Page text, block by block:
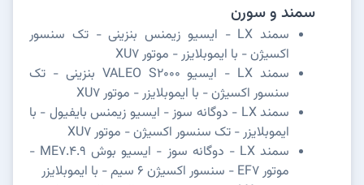
سمند و سورن
سمند LX - ایسیو زیمنس بنزینی - تک سنسور
اکسیژن - با ایموبلایزر - موتور XU7
سمند LX - ایسیو VALEO S2000 بنزینی - تک
سنسور اکسیژن - با ایموبلایزر - موتور XU7
سمند LX - دوگانه سوز - ایسیو زیمنس بایفیول - با
ایموبلایزر - تک سنسور اکسیژن - موتور XU7
سمند LX - دوگانه سوز - ایسیو بوش ME7.4.9 -
موتور EF7 - سنسور اکسیژن 6 سیم - با ایموبلایزر